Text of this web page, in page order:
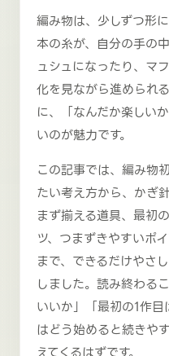
編み物は、少しずつ形
本の糸が、自分の手の
ュシュになったり、マ
化を見ながら進められ
に、「なんだか楽しい
いのが魅力です。
この記事では、編み物
たい考え方から、かぎ
まず揃える道具、最初
ツ、つまずきやすいポ
まで、できるだけやさ
しました。読み終わる
いいか」「最初の1作
はどう始めると続きや